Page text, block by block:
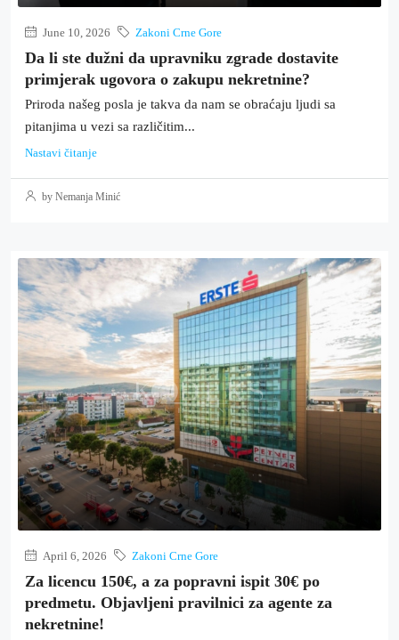
June 10, 2026 Zakoni Crne Gore
Da li ste dužni da upravniku zgrade dostavite
primjerak ugovora o zakupu nekretnine?
Priroda našeg posla je takva da nam se obraćaju ljudi sa
pitanjima u vezi sa različitim...
Nastavi čitanje
by Nemanja Minić
April 6, 2026 Zakoni Crne Gore
Za licencu 150€, a za popravni ispit 30€ po
predmetu. Objavljeni pravilnici za agente za
nekretnine!